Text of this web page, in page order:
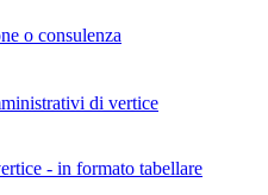
o consulenza
di vertice
- in formato tabellare